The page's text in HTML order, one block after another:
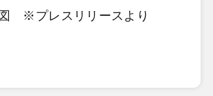
※プレスリリースより